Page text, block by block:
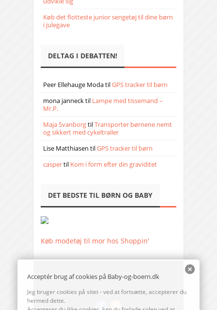
Køb det flotteste junior sengetøj til dine børn
i julegave
DELTAG I DEBATTEN!
Peer Ellehauge ModatilGPS tracker til børn
mona jannecktil Lampe med tissemand –
Mr.P.
Maja SvanborgtilTransporter børnene nemt
og sikkert med cykeltrailer
Lise Matthiasen tilGPS tracker til børn
caspertil Kom i form efter din graviditet
DET BEDSTE TIL BØRN OG BABY
Køb modetøj til mor hos Shoppin'
Acceptér brug af cookies på Baby-og-boern.dk
Jeg bruger cookies på sitet - ved at fortsætte, accepterer du
hermed dette.